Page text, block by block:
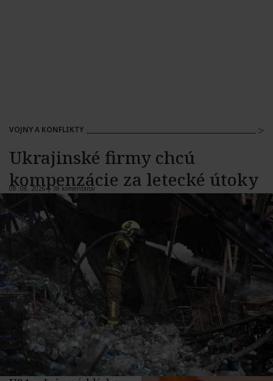
VOJNY A KONFLIKTY
Ukrajinské firmy chcú
kompenzácie za letecké útoky
08. 08. 2026 |38 komentárov